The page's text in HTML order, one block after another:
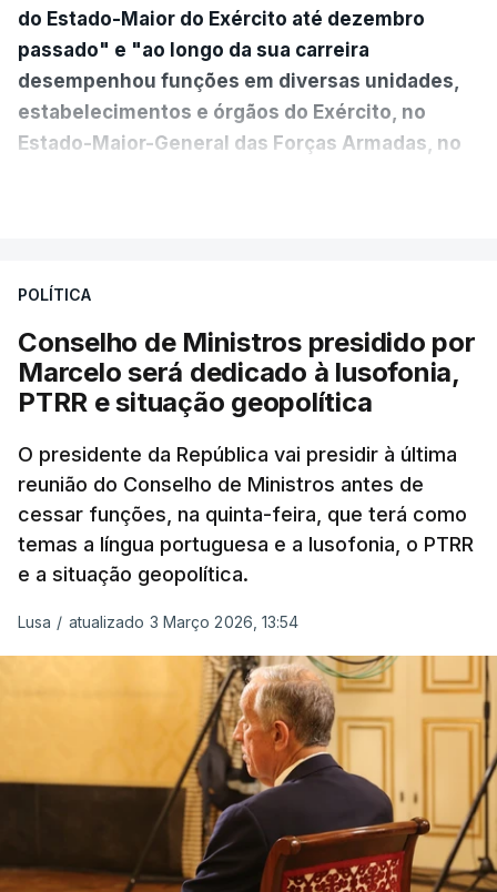
do Estado-Maior do Exército até dezembro
passado" e "ao longo da sua carreira
desempenhou funções em diversas unidades,
estabelecimentos e órgãos do Exército, no
Estado-Maior-General das Forças Armadas, no
Da sua experiência no terreno, é destacada a
Forças Nacionais Destacadas, como
comandante do 2.º Batalhão Mecanizado, da
Reserva Tática do Comandante da Força da
NATO no Kosovo, e, mais recentemente, na
MINUSCA, como 2.º comandante da Força
Militar da ONU para a República Centro-
Africana".
"Foi ainda
chefe do Branch de Apoio às
Operações na Divisão de Operações,
acumulando com presidente dos Grupos NATO
de Proteção da Força e de Operações
, no Quartel-General do Comando
Supremo das Forças Aliadas na Europa (SHAPE),
em Mons, Bélgica", acrescenta-se.
O tenente-general Paulo Emanuel Maia
Pereira nasceu em Almeirim, no distrito de
POLÍTICA
Conselho de Ministros presidido por
Marcelo será dedicado à lusofonia,
PTRR e situação geopolítica
O presidente da República vai presidir à última
reunião do Conselho de Ministros antes de
cessar funções, na quinta-feira, que terá como
temas a língua portuguesa e a lusofonia, o PTRR
e a situação geopolítica.
Lusa / atualizado 3 Março 2026, 13:54